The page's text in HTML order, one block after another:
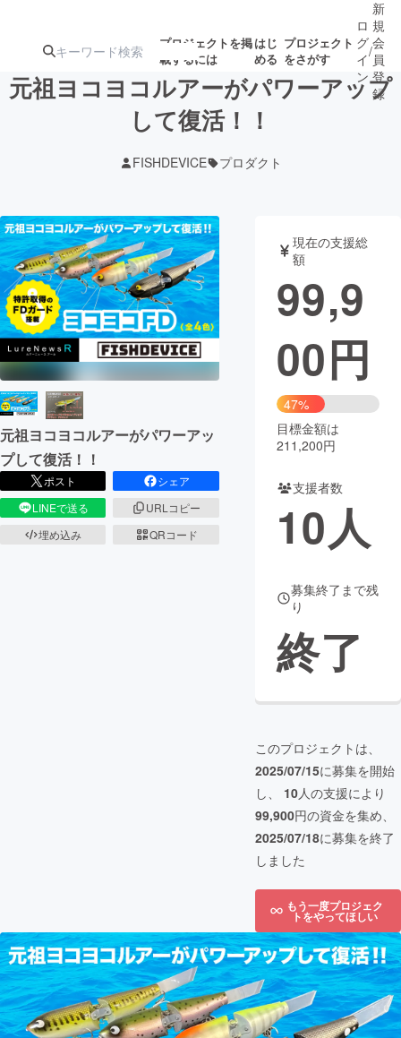
プロジェクトを掲
載するには
はじ
める
プロジェクト
をさがす
ジェクト
募集終了が近いプ
ロジェクト
アート・写真 音楽
テクノロジー・ガジェット ゲーム・
映像・映画 書籍・雑誌
ビジネス・起業 チャレンジ
まちづくり・地域活性化
CAMPFIRE for Social Good CAMPFIRE Creation
CAMPFIREふるさと納税
コミュニティ
ロ
グ
イ
ン
/
新
規
会
員
登
録
元祖ヨコヨコルアーがパワーアップ
して復活！！
FISHDEVICE プロダクト
元祖ヨコヨコルアーがパワーアッ
プして復活！！
ポスト
シェア
LINEで送る
URLコピー
埋め込み
QRコード
現在の支援総
額
99,9
00円
47%
目標金額は
211,200円
支援者数
10人
募集終了まで残
り
終了
このプロジェクトは、
2025/07/15に募集を開始
し、 10人の支援により
99,900円の資金を集め、
2025/07/18に募集を終了
しました
もう一度プロジェク
トをやってほしい